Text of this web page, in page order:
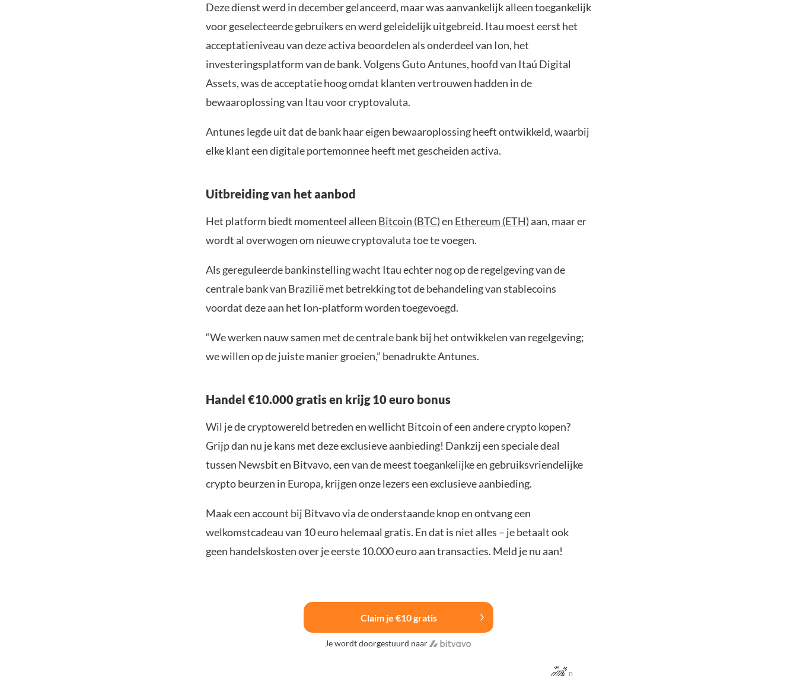
Deze dienst werd in december gelanceerd, maar was aanvankelijk alleen toegankelijk
voor geselecteerde gebruikers en werd geleidelijk uitgebreid. Itau moest eerst het
acceptatieniveau van deze activa beoordelen als onderdeel van Ion, het
investeringsplatform van de bank. Volgens Guto Antunes, hoofd van Itaú Digital
Assets, was de acceptatie hoog omdat klanten vertrouwen hadden in de
bewaaroplossing van Itau voor cryptovaluta.
Antunes legde uit dat de bank haar eigen bewaaroplossing heeft ontwikkeld, waarbij
elke klant een digitale portemonnee heeft met gescheiden activa.
Uitbreiding van het aanbod
Het platform biedt momenteel alleen Bitcoin (BTC)en Ethereum (ETH)aan, maar er
wordt al overwogen om nieuwe cryptovaluta toe te voegen.
Als gereguleerde bankinstelling wacht Itau echter nog op de regelgeving van de
centrale bank van Brazilië met betrekking tot de behandeling van stablecoins
voordat deze aan het Ion-platform worden toegevoegd.
“We werken nauw samen met de centrale bank bij het ontwikkelen van regelgeving;
we willen op de juiste manier groeien,” benadrukte Antunes.
Handel €10.000 gratis en krijg 10 euro bonus
Wil je de cryptowereld betreden en wellicht Bitcoin of een andere crypto kopen?
Grijp dan nu je kans met deze exclusieve aanbieding! Dankzij een speciale deal
tussen Newsbit en Bitvavo, een van de meest toegankelijke en gebruiksvriendelijke
crypto beurzen in Europa, krijgen onze lezers een exclusieve aanbieding.
Maak een account bij Bitvavo via de onderstaande knop en ontvang een
welkomstcadeau van 10 euro helemaal gratis. En dat is niet alles – je betaalt ook
geen handelskosten over je eerste 10.000 euro aan transacties. Meld je nu aan!
Claim je €10 gratis
Je wordt doorgestuurd naar